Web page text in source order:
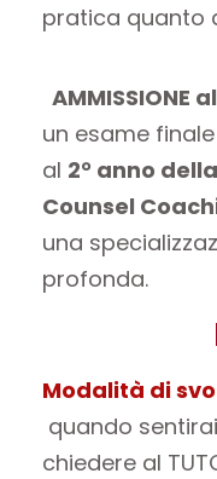
pratica quanto
AMMISSIONE
un esame
al 2° anno
Counsel
una
profonda.
Modalità di
quando
chiedere al